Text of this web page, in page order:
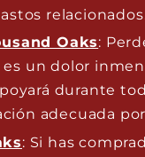
Oaks:
un dolor
durante
adecuada
: Si has